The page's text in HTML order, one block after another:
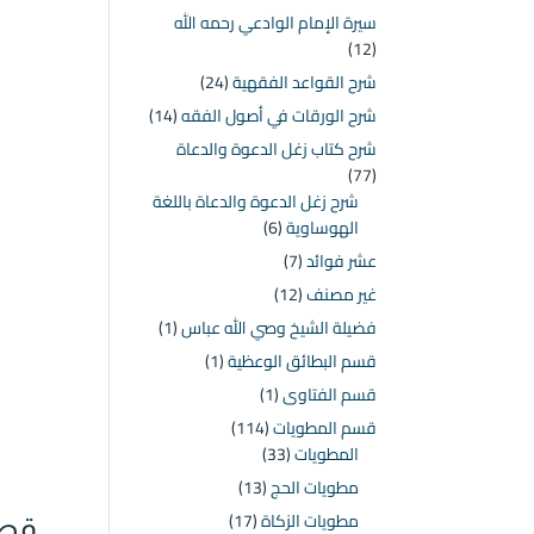
سيرة الإمام الوادعي رحمه الله
(12)
شرح القواعد الفقهية(24)
شرح الورقات في أصول الفقه(14)
شرح كتاب زغل الدعوة والدعاة
(77)
شرح زغل الدعوة والدعاة باللغة
الهوساوية(6)
عشر فوائد(7)
غير مصنف(12)
فضيلة الشيخ وصي الله عباس(1)
قسم البطائق الوعظية(1)
قسم الفتاوى(1)
قسم المطويات(114)
المطويات(33)
مطويات الحج(13)
مطويات الزكاة(17)